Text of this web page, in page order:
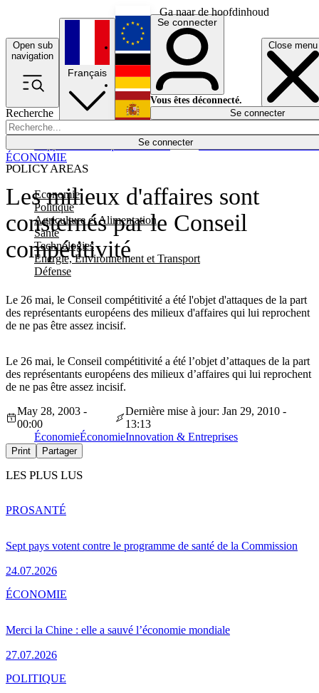
Ga naar de hoofdinhoud
Open sub
navigation
Close menu
Recherche
Se connecter
POLICY AREAS
Economie
Politique
Agriculture et Alimentation
Santé
Technologies
Energie, Environnement et Transport
Défense
Économie
Français
English
Deutsch
Español
Se connecter
Vous êtes déconnecté.
Se connecter
Les milieux d'affaires sont
consternés par le Conseil
compétitivité
Le 26 mai, le Conseil compétitivité a été l'objet d'attaques de la part
des représentants européens des milieux d'affaires qui lui reprochent
de ne pas être assez incisif.
ÉCONOMIE
Le 26 mai, le Conseil compétitivité a été l’objet d’attaques de la part
des représentants européens des milieux d’affaires qui lui reprochent
de ne pas être assez incisif.
May 28, 2003 -
00:00
Dernière mise à jour: Jan 29, 2010 -
13:13
ÉconomieÉconomieInnovation & Entreprises
Print Partager
LES PLUS LUS
Sept pays votent contre le programme de santé de la Commission
24.07.2026
PROSANTÉ
Merci la Chine : elle a sauvé l’économie mondiale
27.07.2026
ÉCONOMIE
POLITIQUE